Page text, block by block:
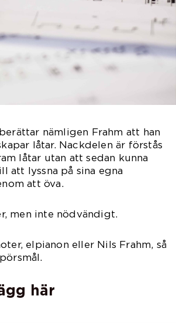
nämligen Frahm att han
låtar. Nackdelen är förstås
låtar utan att sedan kunna
att lyssna på sina egna
att öva.
men inte nödvändigt.
elpianon eller Nils Frahm, så
här